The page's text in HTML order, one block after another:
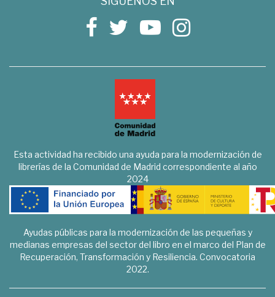
Esta actividad ha recibido una ayuda para la modernización de
librerías de la Comunidad de Madrid correspondiente al año
2024
Ayudas públicas para la modernización de las pequeñas y
medianas empresas del sector del libro en el marco del Plan de
Recuperación, Transformación y Resiliencia. Convocatoria
2022.